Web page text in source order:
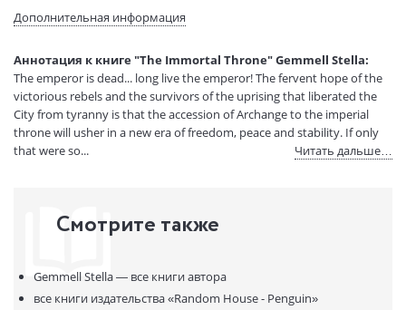
Вес:
1 гр.
Код товара:
50061351
Артикул:
13337648
ISBN:
9780552168977
В продаже с:
08.04.2022
Дополнительная информация
Аннотация к книге "The Immortal Throne" Gemmell Stella:
The emperor is dead... long live the emperor! The fervent hope of the
victorious rebels and the survivors of the uprising that liberated the
City from tyranny is that the accession of Archange to the imperial
throne will usher in a new era of freedom, peace and stability. If only
that were so...
Читать дальше…
Смотрите также
Gemmell Stella — все книги автора
все книги издательства«Random House - Penguin»